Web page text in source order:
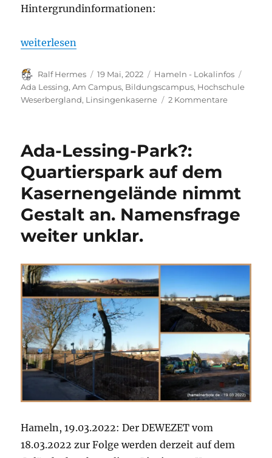
Hintergrundinformationen:
„Talent-Health-Education Campus Hameln?
weiterlesen
Autor
Ralf Hermes
Veröffentlicht
am
19 Mai, 2022 Kategorien
Hameln - Lokalinfos
Ada Lessing,Am Campus, Bildungscampus, Hochschule
Weserbergland, Linsingenkaserne 2 Kommentarezu
für
die
Fläche
von
der
HSW.
Ada-Lessing-Park?:
Quartierspark auf dem
Kasernengelände nimmt
Gestalt an. Namensfrage
weiter unklar.
Hameln, 19.03.2022: Der DEWEZET vom
18.03.2022 zur Folge werden derzeit auf dem